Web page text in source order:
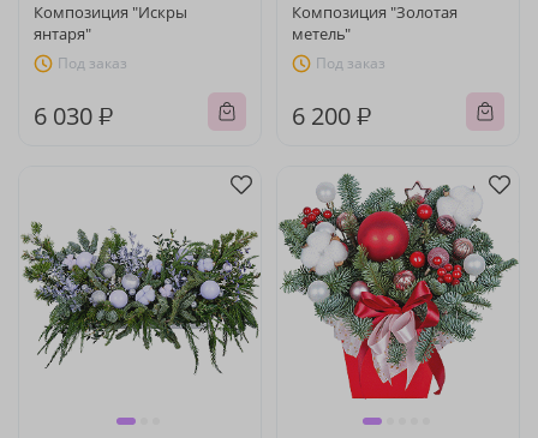
Композиция "Искры
янтаря"
Под заказ
6 030 ₽
Композиция "Золотая
метель"
Под заказ
6 200 ₽